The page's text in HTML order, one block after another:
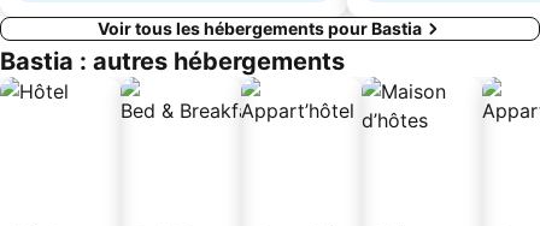
Voir tous les hébergements pour Bastia
Bastia : autres hébergements